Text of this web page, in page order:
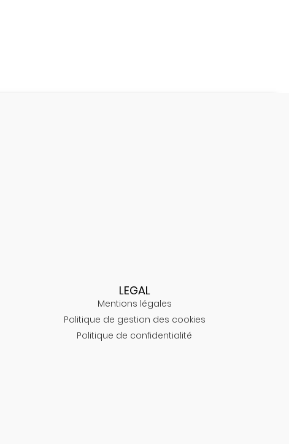
LEGAL
Mentions légales
Politique de gestion des cookies
Politique de confidentialité